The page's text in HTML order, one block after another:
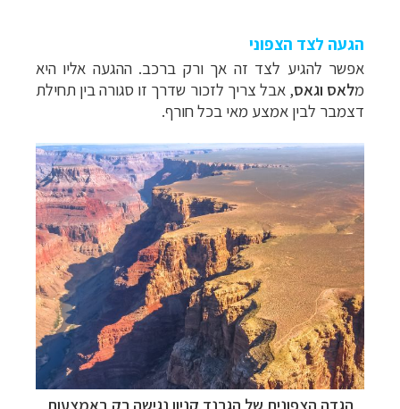
הגעה לצד הצפוני
אפשר להגיע לצד זה אך ורק ברכב. ההגעה אליו היא
מלאס וגאס, אבל צריך לזכור שדרך זו סגורה בין תחילת
דצמבר לבין אמצע מאי בכל חורף.
הגדה הצפונית של הגרנד קניון נגישה רק באמצעות